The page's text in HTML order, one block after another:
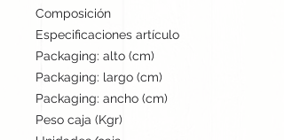
Composición
Especificaciones artículo
Packaging: alto (cm)
Packaging: largo (cm)
Packaging: ancho (cm)
Peso caja (Kgr)